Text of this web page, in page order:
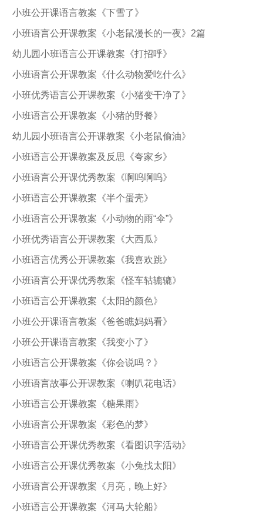
小班公开课语言教案《下雪了》
小班语言公开课教案《小老鼠漫长的一夜》2篇
幼儿园小班语言公开课教案《打招呼》
小班语言公开课教案《什么动物爱吃什么》
小班优秀语言公开课教案《小猪变干净了》
小班语言公开课教案《小猪的野餐》
幼儿园小班语言公开课教案《小老鼠偷油》
小班语言公开课教案及反思《夸家乡》
小班语言公开课优秀教案《啊呜啊呜》
小班语言公开课教案《半个蛋壳》
小班语言公开课教案《小动物的雨“伞”》
小班优秀语言公开课教案《大西瓜》
小班语言优秀公开课教案《我喜欢跳》
小班语言公开课优秀教案《怪车轱辘辘》
小班语言公开课教案《太阳的颜色》
小班公开课语言教案《爸爸瞧妈妈看》
小班公开课语言教案《我变小了》
小班语言公开课教案《你会说吗？》
小班语言故事公开课教案《喇叭花电话》
小班语言公开课教案《糖果雨》
小班语言公开课教案《彩色的梦》
小班语言公开课优秀教案《看图识字活动》
小班语言公开课优秀教案《小兔找太阳》
小班语言公开课教案《月亮，晚上好》
小班语言公开课教案《河马大轮船》